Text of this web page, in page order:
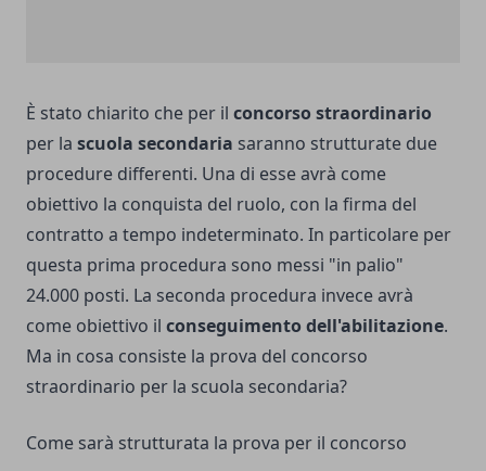
È stato chiarito che per il concorso straordinario
per la scuola secondaria saranno strutturate due
procedure differenti. Una di esse avrà come
obiettivo la conquista del ruolo, con la firma del
contratto a tempo indeterminato. In particolare per
questa prima procedura sono messi "in palio"
24.000 posti. La seconda procedura invece avrà
come obiettivo il conseguimento dell'abilitazione.
Ma in cosa consiste la prova del concorso
straordinario per la scuola secondaria?
Come sarà strutturata la prova per il concorso